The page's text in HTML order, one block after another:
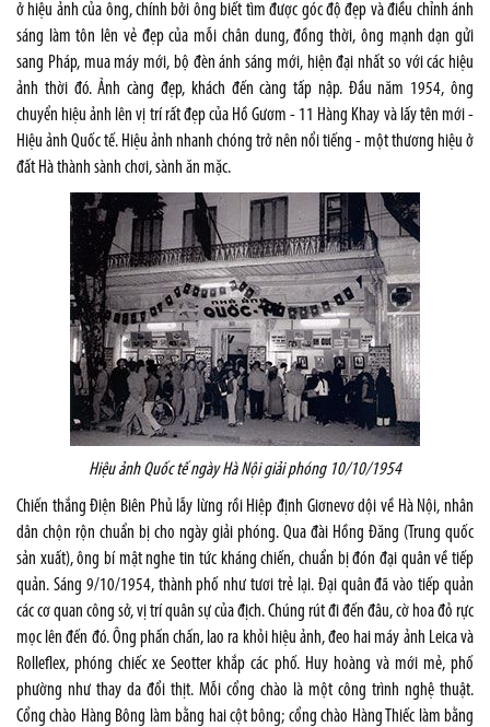
ở hiệu ảnh của ông, chính bởi ông biết tìm được góc độ đẹp và điều chỉnh ánh
sáng làm tôn lên vẻ đẹp của mỗi chân dung, đồng thời, ông mạnh dạn gửi
sang Pháp, mua máy mới, bộ đèn ánh sáng mới, hiện đại nhất so với các hiệu
ảnh thời đó. Ảnh càng đẹp, khách đến càng tấp nập. Đầu năm 1954, ông
chuyển hiệu ảnh lên vị trí rất đẹp của Hồ Gươm - 11 Hàng Khay và lấy tên mới -
Hiệu ảnh Quốc tế. Hiệu ảnh nhanh chóng trở nên nổi tiếng - một thương hiệu ở
đất Hà thành sành chơi, sành ăn mặc.
Hiệu ảnh Quốc tế ngày Hà Nội giải phóng 10/10/1954
Chiến thắng Điện Biên Phủ lẫy lừng rồi Hiệp định Giơnevơ dội về Hà Nội, nhân
dân chộn rộn chuẩn bị cho ngày giải phóng. Qua đài Hồng Đăng (Trung quốc
sản xuất), ông bí mật nghe tin tức kháng chiến, chuẩn bị đón đại quân về tiếp
quản. Sáng 9/10/1954, thành phố như tươi trẻ lại. Đại quân đã vào tiếp quản
các cơ quan công sở, vị trí quân sự của địch. Chúng rút đi đến đâu, cờ hoa đỏ rực
mọc lên đến đó. Ông phấn chấn, lao ra khỏi hiệu ảnh, đeo hai máy ảnh Leica và
Rolleflex, phóng chiếc xe Seotter khắp các phố. Huy hoàng và mới mẻ, phố
phường như thay da đổi thịt. Mỗi cổng chào là một công trình nghệ thuật.
Cổng chào Hàng Bông làm bằng hai cột bông; cổng chào Hàng Thiếc làm bằng